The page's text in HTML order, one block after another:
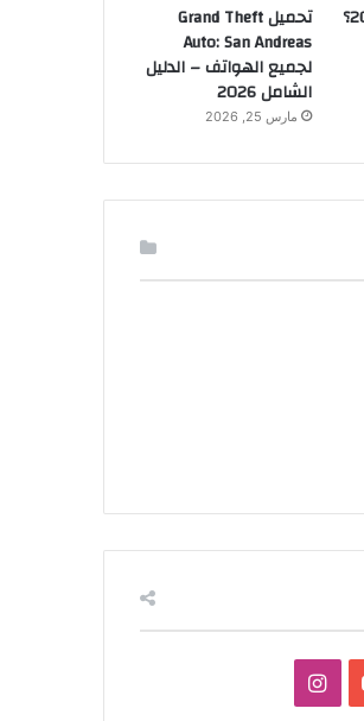
تحميل Grand Theft
Auto: San Andreas
لجميع الهواتف – الدليل
الشامل 2026
مارس 25, 2026
يوتيوبانستقرام